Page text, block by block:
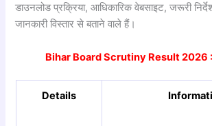
डाउनलोड प्रक्रिया, आधिकारिक वेबसाइट, जरूरी
जानकारी विस्तार से बताने वाले हैं।
Bihar Board Scrutiny Result 2026
Details